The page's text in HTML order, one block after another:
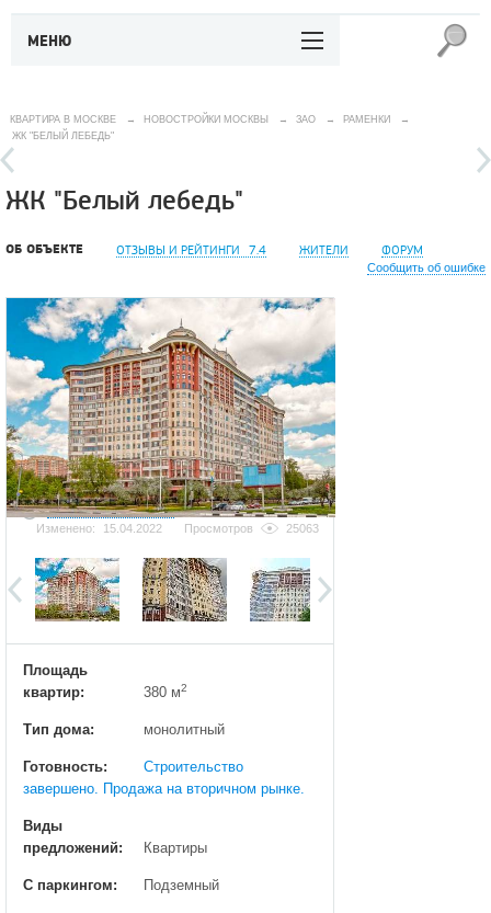
МЕНЮ
КВАРТИРА В МОСКВЕ → НОВОСТРОЙКИ МОСКВЫ → ЗАО → РАМЕНКИ
→
ЖК "БЕЛЫЙ ЛЕБЕДЬ"
ЖК "Белый лебедь"
ОБ ОБЪЕКТЕ ОТЗЫВЫ И РЕЙТИНГИ 7.4 ЖИТЕЛИ ФОРУМ
Сообщить об ошибке
Добавить фотографию
Изменено:
15.04.2022 Просмотров 25063
Площадь
квартир:
380 м2
Тип дома: монолитный
Готовность:
Строительство
завершено. Продажа на вторичном рынке.
Виды
предложений:
Квартиры
С паркингом: Подземный